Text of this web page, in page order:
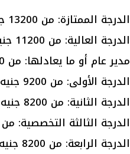
الدرجة الممتازة: من 13200 جنيه إلى 14900 جنيه.
الدرجة العالية: من 11200 جنيه إلى 12900 جنيه.
مدير عام أو ما يعادلها: من 10300 جنيه إلى 11400 جنيه.
الدرجة الأولى: من 9200 جنيه إلى 10800 جنيه.
الدرجة الثانية: من 8200 جنيه إلى 9500 جنيه.
الدرجة الثالثة التخصصية: من 8700 جنيه إلى 9100
الدرجة الرابعة: من 8200 جنيه إلى 9300 جنيه.